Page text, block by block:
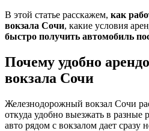
В этой статье расскажем, как
вокзала Сочи, какие условия
быстро получить автомобиль
Почему удобно
вокзала Сочи
Железнодорожный вокзал Сочи
откуда удобно выезжать в разные
авто рядом с вокзалом дает сразу